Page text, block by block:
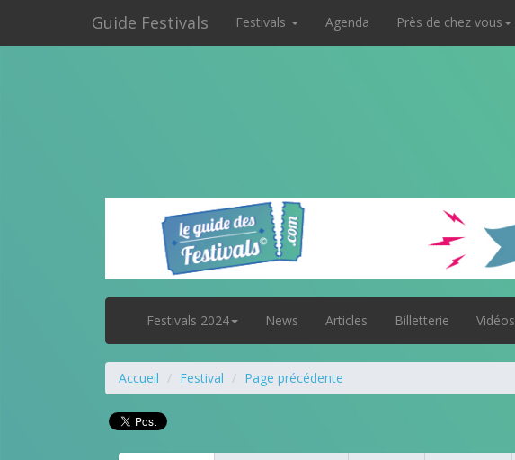
Guide Festivals Festivals Agenda Près de chez vous
Festivals 2024 News Articles Billetterie Vidéos
Accueil Festival Page précédente